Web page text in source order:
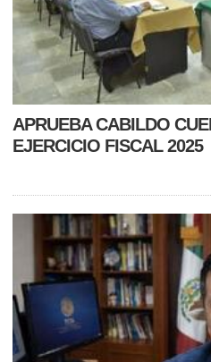
APRUEBA CABILDO
EJERCICIO FISCAL 2025